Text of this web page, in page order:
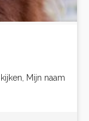
Mijn naam